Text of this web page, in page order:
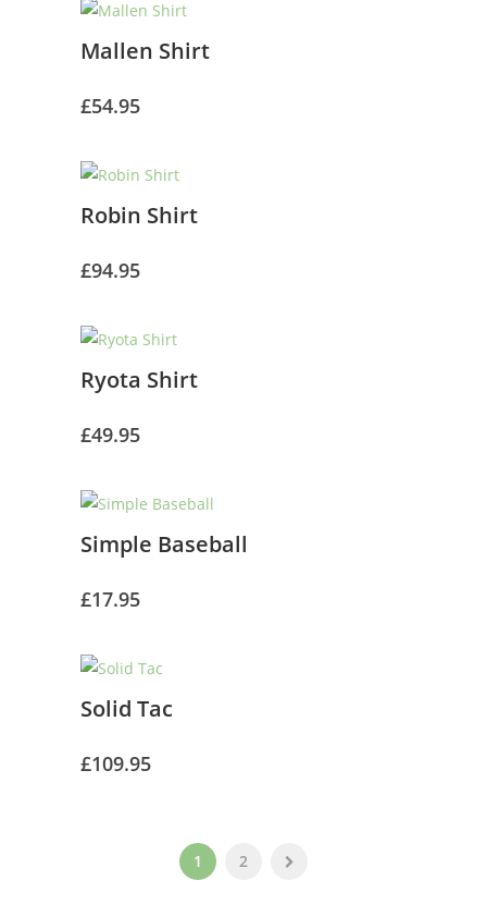
original
era:
Mallen Shirt
£54.95
Robin Shirt
£94.95
Ryota Shirt
£49.95
Simple Baseball
£17.95
Solid Tac
£109.95
1 2